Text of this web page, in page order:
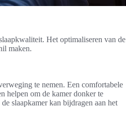
Het optimaliseren van de
maken.
te nemen. Een comfortabele
helpen om de kamer donker te
slaapkamer kan bijdragen aan het